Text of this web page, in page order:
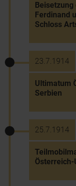
Ferdinand
Schloss
23.7.1914
Ultimatum
Serbien
25.7.1914